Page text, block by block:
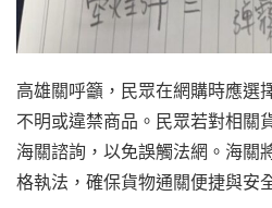
高雄關呼籲，民眾在網購時應選
不明或違禁商品。民眾若對相關
海關諮詢，以免誤觸法網。海關
格執法，確保貨物通關便捷與安